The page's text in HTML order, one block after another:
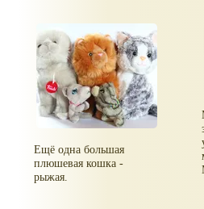
Ещё одна большая
плюшевая кошка -
рыжая.